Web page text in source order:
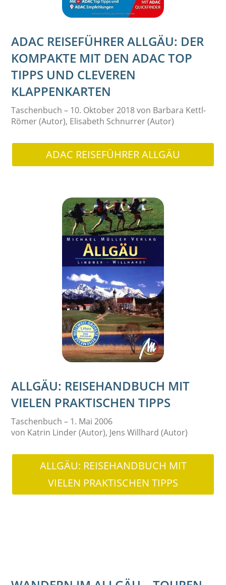
ADAC REISEFÜHRER ALLGÄU: DER
KOMPAKTE MIT DEN ADAC TOP
TIPPS UND CLEVEREN
KLAPPENKARTEN
Taschenbuch – 10. Oktober 2018 von Barbara Kettl-
Römer (Autor), Elisabeth Schnurrer (Autor)
ADAC REISEFÜHRER ALLGÄU
ALLGÄU: REISEHANDBUCH MIT
VIELEN PRAKTISCHEN TIPPS
Taschenbuch – 1. Mai 2006
von Katrin Linder (Autor), Jens Willhard (Autor)
ALLGÄU: REISEHANDBUCH MIT
VIELEN PRAKTISCHEN TIPPS